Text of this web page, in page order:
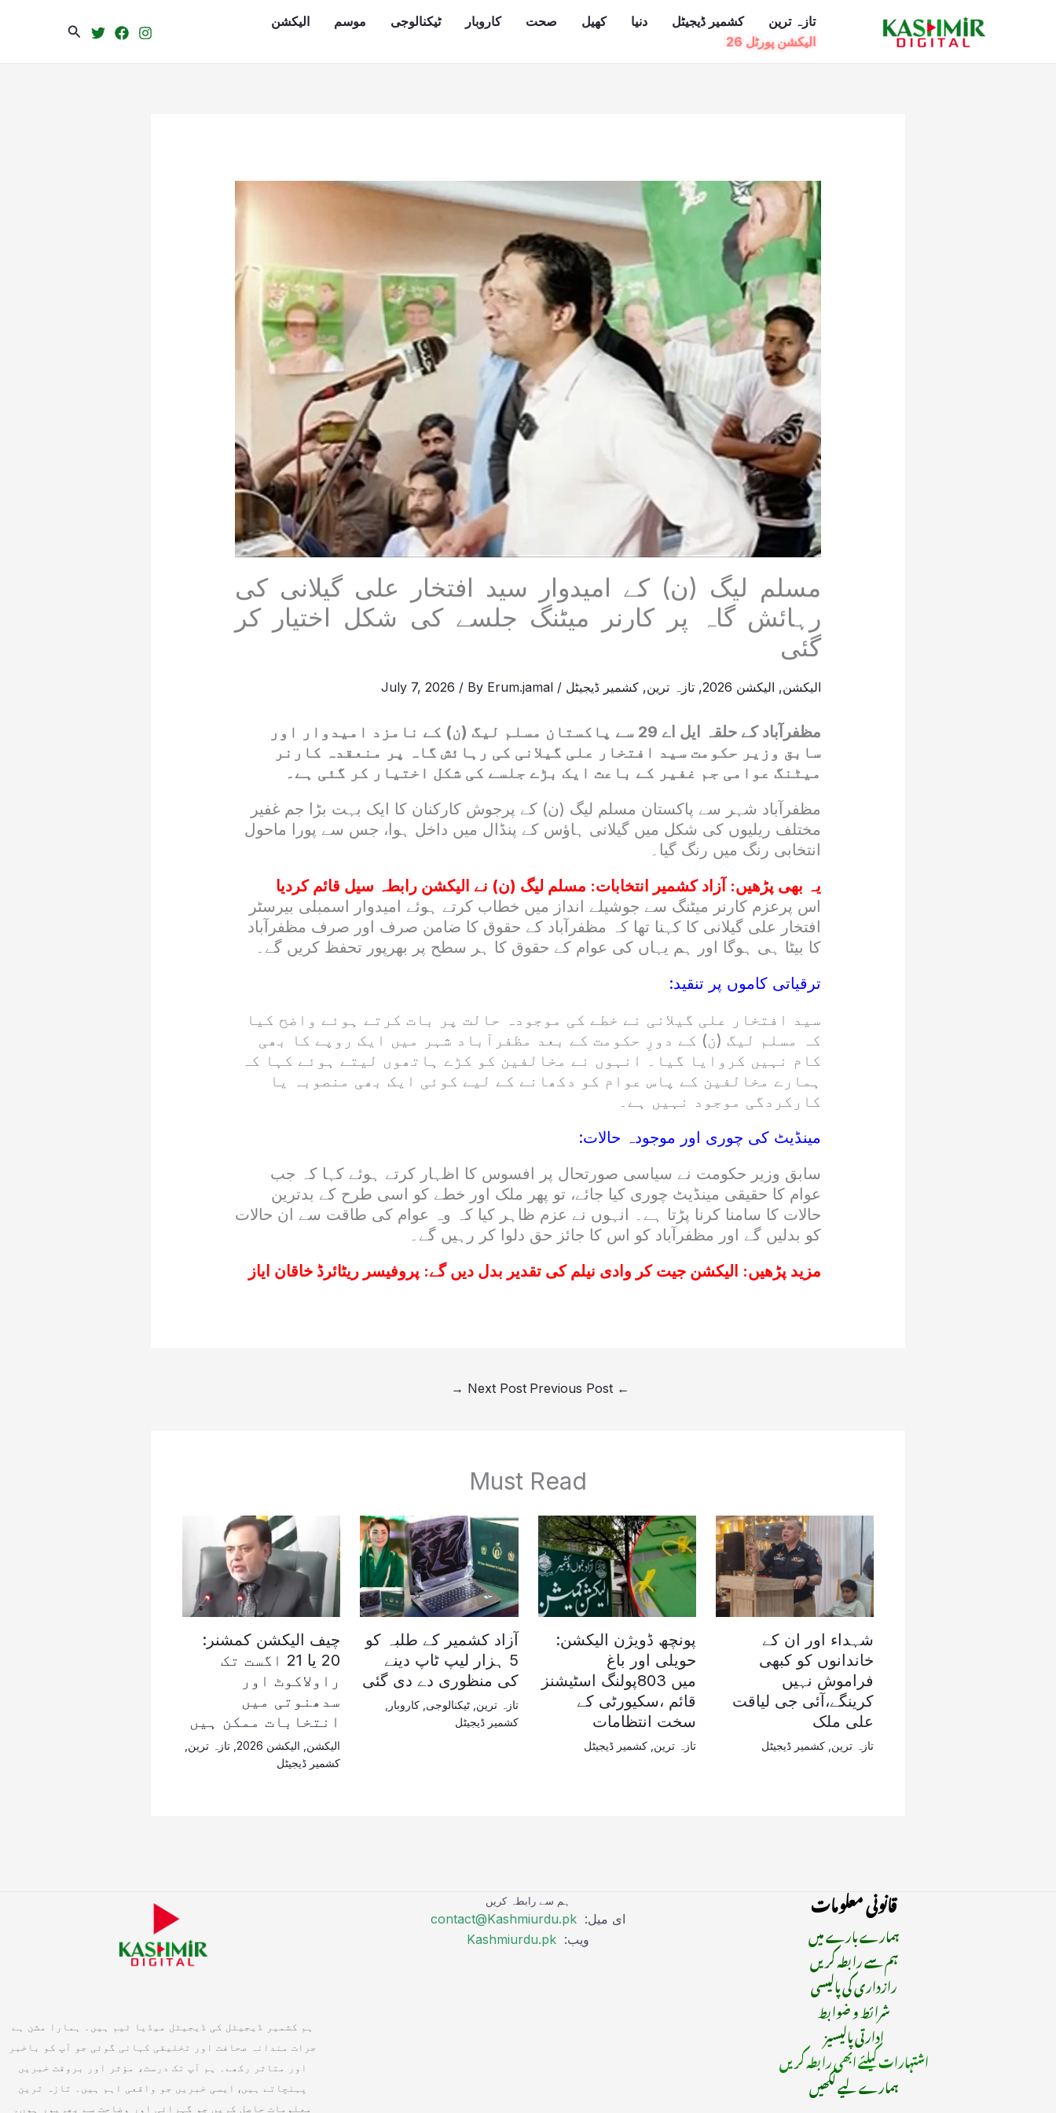
تازہ ترین کشمیر ڈیجیٹل دنیا کھیل صحت کاروبار ٹیکنالوجی موسم
الیکشن
الیکشن پورٹل 26
Search
مسلم لیگ (ن) کے امیدوار سید افتخار علی گیلانی کی
رہائش گاہ پر کارنر میٹنگ جلسے کی شکل اختیار کر
گئی
الیکشن, الیکشن 2026 , تازہ ترین, کشمیر ڈیجیٹل /
July 7, 2026 / By Erum.jamal
مظفرآباد کے حلقہ ایل اے 29 سے پاکستان مسلم لیگ (ن) کے نامزد امیدوار اور
سابق وزیر حکومت سید افتخار علی گیلانی کی رہائش گاہ پر منعقدہ کارنر
میٹنگ عوامی جم غفیر کے باعث ایک بڑے جلسے کی شکل اختیار کر گئی ہے۔
مظفرآباد شہر سے پاکستان مسلم لیگ (ن) کے پرجوش کارکنان کا ایک بہت بڑا جم غفیر
مختلف ریلیوں کی شکل میں گیلانی ہاؤس کے پنڈال میں داخل ہوا، جس سے پورا ماحول
انتخابی رنگ میں رنگ گیا۔
یہ بھی پڑھیں: آزاد کشمیر انتخابات: مسلم لیگ (ن) نے الیکشن رابطہ سیل قائم کردیا
اس پرعزم کارنر میٹنگ سے جوشیلے انداز میں خطاب کرتے ہوئے امیدوار اسمبلی بیرسٹر
افتخار علی گیلانی کا کہنا تھا کہ مظفرآباد کے حقوق کا ضامن صرف اور صرف مظفرآباد
کا بیٹا ہی ہوگا اور ہم یہاں کی عوام کے حقوق کا ہر سطح پر بھرپور تحفظ کریں گے۔
ترقیاتی کاموں پر تنقید:
سید افتخار علی گیلانی نے خطے کی موجودہ حالت پر بات کرتے ہوئے واضح کیا
کہ مسلم لیگ (ن) کے دورِ حکومت کے بعد مظفرآباد شہر میں ایک روپے کا بھی
کام نہیں کروایا گیا۔ انہوں نے مخالفین کو کڑے ہاتھوں لیتے ہوئے کہا کہ
ہمارے مخالفین کے پاس عوام کو دکھانے کے لیے کوئی ایک بھی منصوبہ یا
کارکردگی موجود نہیں ہے۔
مینڈیٹ کی چوری اور موجودہ حالات:
سابق وزیر حکومت نے سیاسی صورتحال پر افسوس کا اظہار کرتے ہوئے کہا کہ جب
عوام کا حقیقی مینڈیٹ چوری کیا جائے، تو پھر ملک اور خطے کو اسی طرح کے بدترین
حالات کا سامنا کرنا پڑتا ہے۔ انہوں نے عزم ظاہر کیا کہ وہ عوام کی طاقت سے ان حالات
کو بدلیں گے اور مظفرآباد کو اس کا جائز حق دلوا کر رہیں گے۔
مزید پڑھیں: الیکشن جیت کر وادی نیلم کی تقدیر بدل دیں گے: پروفیسر ریٹائرڈ خاقان ایاز
←
Next Post
→
Must Read
شہداء اور ان کے
خاندانوں کو کبھی
فراموش نہیں
کرینگے،آئی جی لیاقت
علی ملک
تازہ ترین کشمیر ڈیجیٹل
پونچھ ڈویژن الیکشن:
حویلی اور باغ
میں 803پولنگ اسٹیشنز
قائم ،سکیورٹی کے
سخت انتظامات
تازہ ترین ,کشمیر ڈیجیٹل
آزاد کشمیر کے طلبہ کو
5 ہزار لیپ ٹاپ دینے
کی منظوری دے دی گئی
تازہ ترین ,ٹیکنالوجی ,کاروبار
کشمیر ڈیجیٹل
چیف الیکشن کمشنر:
20 یا 21 اگست تک
راولاکوٹ اور
سدھنوتی میں
انتخابات ممکن ہیں
الیکشن الیکشن 2026 , تازہ ترین
کشمیر ڈیجیٹل
قانونی معلومات
ہمارے بارے میں
ہم سے رابطہ کریں
رازداری کی پالیسی
شرائط و ضوابط
ادارتی پالیسیز
اشتہارات کیلئے ابھی رابطہ کریں
ہمارے لیے لکھیں
ہم سے رابطہ کریں
ای میل: contact@Kashmiurdu.pk
ویب: Kashmiurdu.pk
ہم کشمیر ڈیجیٹل کی ڈیجیٹل میڈیا ٹیم ہیں۔ ہمارا مشن ہے
جرات مندانہ صحافت اور تخلیقی کہانی گوئی جو آپ کو باخبر
اور متاثر رکھے۔ ہم آپ تک درست، مؤثر اور بروقت خبریں
پہنچاتے ہیں, ایسی خبریں جو واقعی اہم ہیں۔ تازہ ترین
معلومات حاصل کریں جو گہرائی اور وضاحت سے بھرپور ہوں۔